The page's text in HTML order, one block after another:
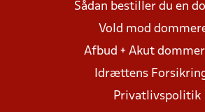
Sådan bestiller du en
Vold mod
Afbud + Akut
Idrættens
Privatlivspolitik